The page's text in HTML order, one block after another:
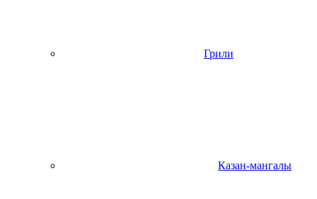
Грили
Казан-мангалы